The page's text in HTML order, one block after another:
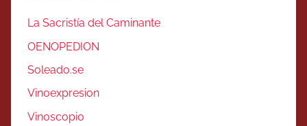
La Sacristía del Caminante
OENOPEDION
Soleado.se
Vinoexpresion
Vinoscopio